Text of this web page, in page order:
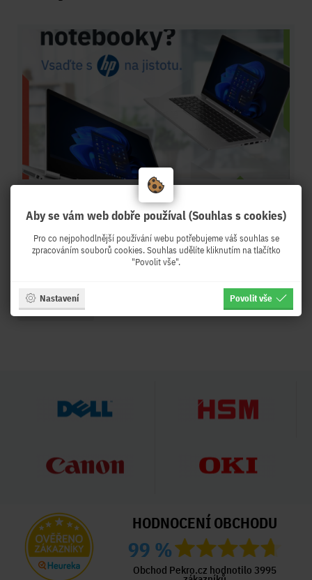
10.04.2024
Firemní Notebook - vsaďte s HP na jistotu
Více
HODNOCENÍ OBCHODU
99 %
Obchod Pekro.cz hodnotilo 3995
Aby se vám web dobře používal (Souhlas s cookies)
Pro co nejpohodlnější používání webu potřebujeme váš souhlas se
zpracováním souborů cookies. Souhlas udělíte kliknutím na tlačítko
"Povolit vše".
Nastavení Povolit vše